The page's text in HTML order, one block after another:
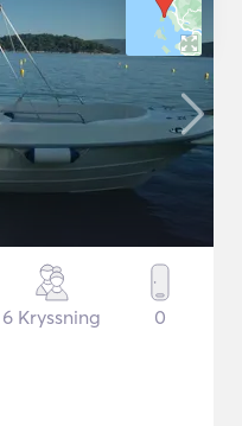
6 Kryssning 0